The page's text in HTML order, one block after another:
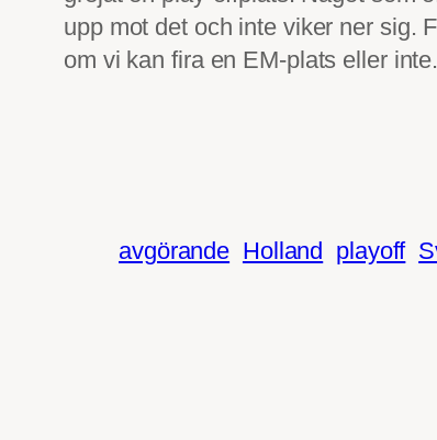
upp mot det och inte viker ner sig.
om vi kan fira en EM-plats eller inte.
avgörande Holland playoff